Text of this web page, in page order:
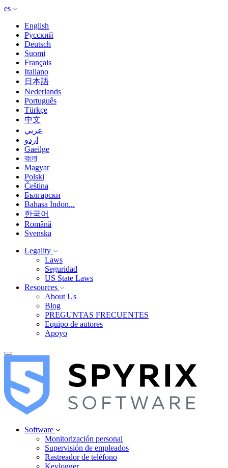
es
English
Русский
Deutsch
Suomi
Français
Italiano
日本語
Nederlands
Português
Türkçe
中文
عربي
اردو
Gaeilge
বাংলা
Magyar
Polski
Čeština
Български
Bahasa Indon...
한국어
Română
Svenska
Legality
Laws
Seguridad
US State Laws
Resources
About Us
Blog
PREGUNTAS FRECUENTES
Equipo de autores
Apoyo
Software
Monitorización personal
Supervisión de empleados
Rastreador de teléfono
Keylogger